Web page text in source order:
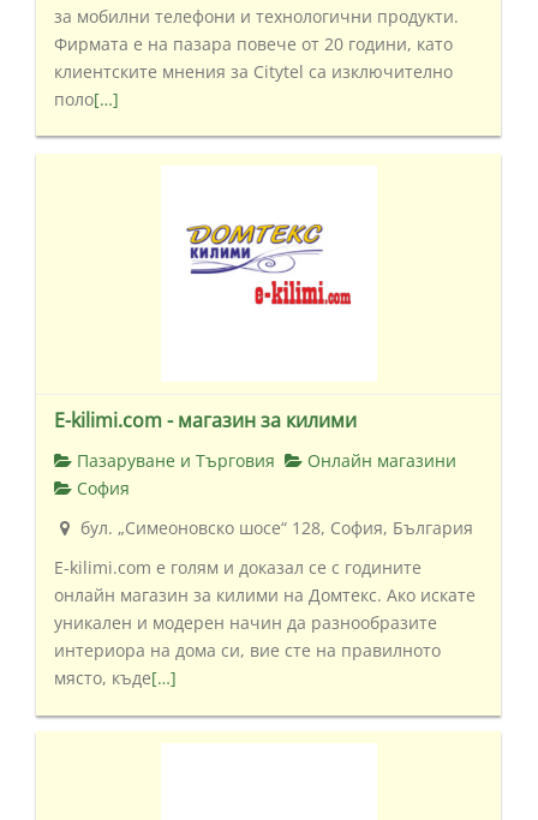
за мобилни телефони и технологични продукти.
Фирмата е на пазара повече от 20 години, като
клиентските мнения за Citytel са изключително
поло[…]
E-kilimi.com - магазин за килими
Пазаруване и Търговия
Онлайн магазини
София
бул. „Симеоновско шосе“ 128, София, България
E-kilimi.com е голям и доказал се с годините
онлайн магазин за килими на Домтекс. Ако искате
уникален и модерен начин да разнообразите
интериора на дома си, вие сте на правилното
място, къде[…]